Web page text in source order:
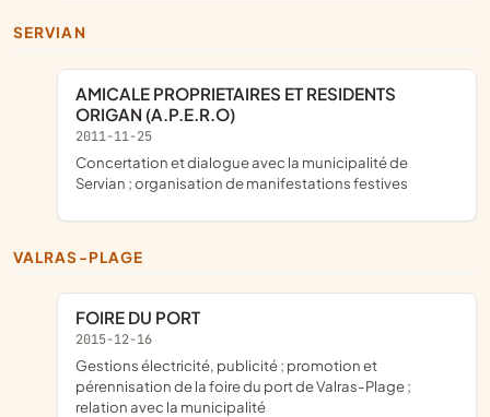
SERVIAN
AMICALE PROPRIETAIRES ET RESIDENTS
ORIGAN (A.P.E.R.O)
2011-11-25
concertation et dialogue avec la municipalité de
Servian ; organisation de manifestations festives
VALRAS-PLAGE
FOIRE DU PORT
2015-12-16
gestions électricité, publicité ; promotion et
pérennisation de la foire du port de Valras-Plage ;
relation avec la municipalité